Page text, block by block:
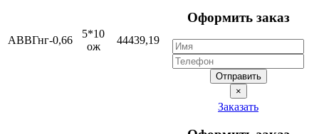
АВВГнг-0,66
5*10
ож
44439,19
Оформить заказ
Отправить
×
Заказать